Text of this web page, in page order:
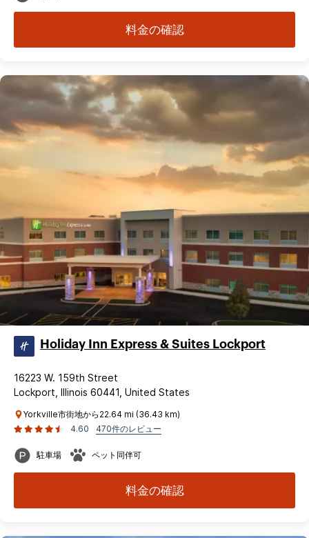
料金の確認
Holiday Inn Express & Suites Lockport
16223 W. 159th Street
Lockport, Illinois 60441, United States
Yorkville市街地から22.64 mi (36.43 km)
4.60
470件のレビュー
駐車場 ペット同伴可
料金の確認